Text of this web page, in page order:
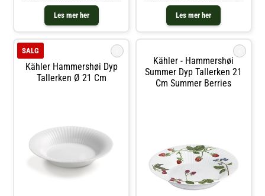
Les mer her
diameter på 21 cm og dekorert
med jordbær, blåbær og
dagpåfugløye, gir denne
Les mer her
fine dekorasjonene på det
elegante, hvite designet skaper en
moderne og tradisjonell julestil på
Kähler Hammershøi Dyp
Tallerken Ø 21 Cm
SALG
Kähler - Hammershøi
Summer Dyp Tallerken 21
Cm Summer Berries